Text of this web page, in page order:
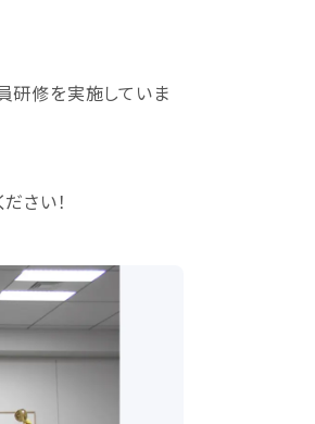
研修を実施していま
さい！